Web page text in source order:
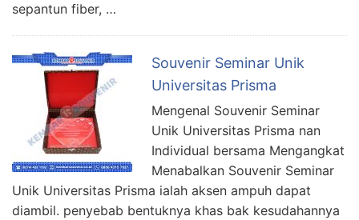
sepantun fiber, …
Souvenir Seminar Unik
Universitas Prisma
Mengenal Souvenir Seminar
Unik Universitas Prisma nan
Individual bersama Mengangkat
Menabalkan Souvenir Seminar
Unik Universitas Prisma ialah aksen ampuh dapat
diambil. penyebab bentuknya khas bak kesudahannya